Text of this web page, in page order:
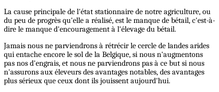
La cause principale de l'état stationnaire de notre agriculture, ou
du peu de progrès qu'elle a réalisé, est le manque de bétail, c'est-à-
dire le manque d'encouragement à l'élevage du bétail.
Jamais nous ne parviendrons à rétrécir le cercle de landes arides
qui entache encore le sol de la Belgique, si nous n'augmentons
pas nos d'engrais, et nous ne parviendrons pas à ce but si nous
n'assurons aux éleveurs des avantages notables, des avantages
plus sérieux que ceux dont ils jouissent aujourd'hui.